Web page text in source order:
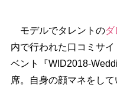
モデルでタレントのダ
内で行われた口コミサ
ベント『WID2018-
席。自身の顔マネをして